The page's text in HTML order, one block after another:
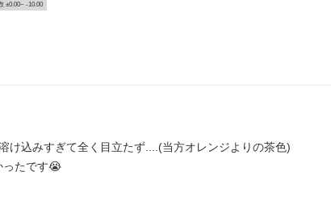
±0.00~ -10.00
け込みすぎて全く目立たず....(当方オレンジよりの茶色)
ったです😭